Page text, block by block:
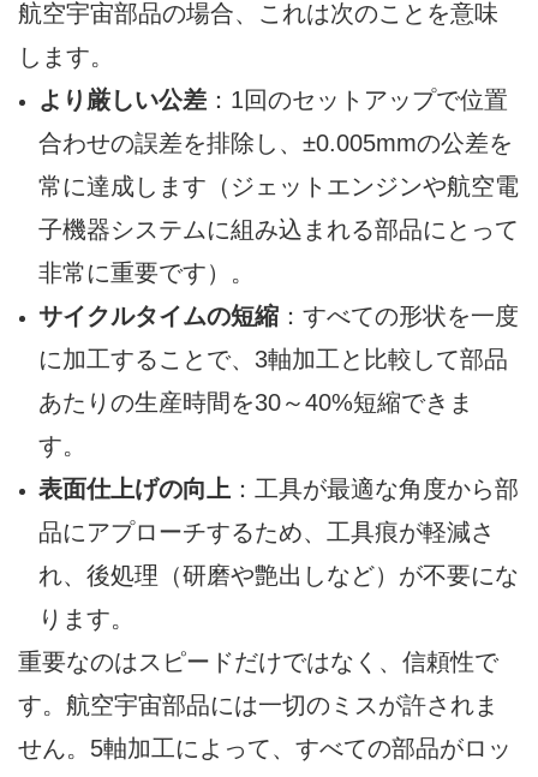
航空宇宙部品の場合、これは次のことを意味
します。
より厳しい公差：1回のセットアップで位置
合わせの誤差を排除し、±0.005mmの公差を
常に達成します（ジェットエンジンや航空電
子機器システムに組み込まれる部品にとって
非常に重要です）。
サイクルタイムの短縮：すべての形状を一度
に加工することで、3軸加工と比較して部品
あたりの生産時間を30～40%短縮できま
す。
表面仕上げの向上：工具が最適な角度から部
品にアプローチするため、工具痕が軽減さ
れ、後処理（研磨や艶出しなど）が不要にな
ります。
重要なのはスピードだけではなく、信頼性で
す。航空宇宙部品には一切のミスが許されま
せん。5軸加工によって、すべての部品がロッ